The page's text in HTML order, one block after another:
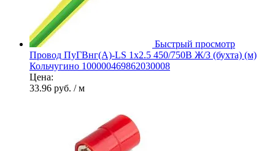
Быстрый просмотр
Провод ПуГВнг(А)-LS 1х2.5 450/750В Ж/З (бухта) (м)
Кольчугино 100000469862030008
Цена:
33.96 руб. / м